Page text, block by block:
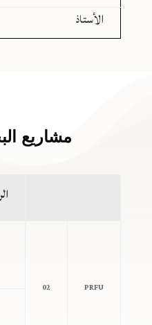
الأستاذ
مشاريع
PRFU
02